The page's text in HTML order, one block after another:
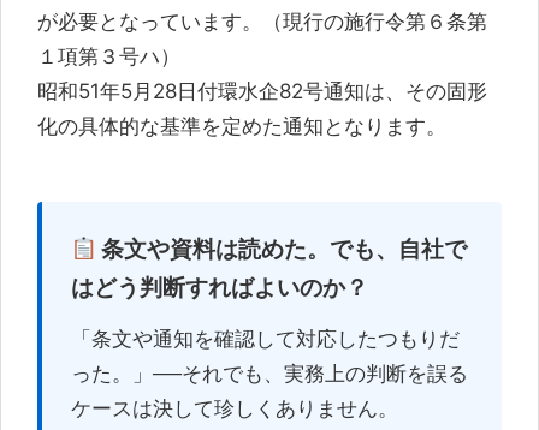
が必要となっています。（現行の施行令第６条第
１項第３号ハ）
昭和51年5月28日付環水企82号通知は、その固形
化の具体的な基準を定めた通知となります。
条文や資料は読めた。でも、自社で
はどう判断すればよいのか？
「条文や通知を確認して対応したつもりだ
った。」──それでも、実務上の判断を誤る
ケースは決して珍しくありません。